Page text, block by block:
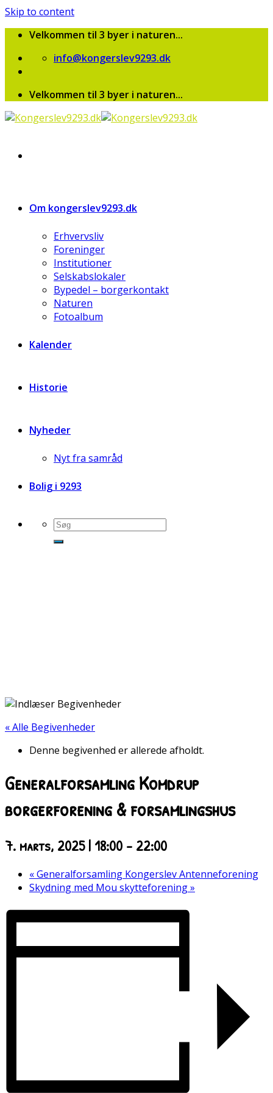
Skip to content
Velkommen til 3 byer i naturen...
info@kongerslev9293.dk
Velkommen til 3 byer i naturen...
Om kongerslev9293.dk
Erhvervsliv
Foreninger
Institutioner
Selskabslokaler
Bypedel – borgerkontakt
Naturen
Fotoalbum
Kalender
Historie
Nyheder
Nyt fra samråd
Bolig i 9293
« Alle Begivenheder
Denne begivenhed er allerede afholdt.
Generalforsamling Komdrup
borgerforening & forsamlingshus
7. marts, 2025 | 18:00 - 22:00
«Generalforsamling Kongerslev Antenneforening
Skydning med Mou skytteforening»